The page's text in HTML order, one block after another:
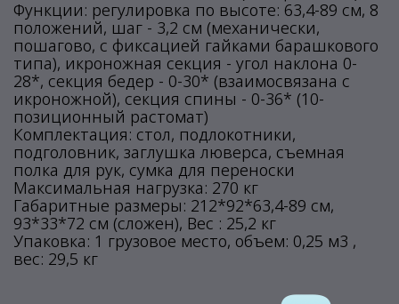
Функции: регулировка по высоте: 63,4-89 см, 8
положений, шаг - 3,2 см (механически,
пошагово, с фиксацией гайками барашкового
типа), икроножная секция - угол наклона 0-
28*, секция бедер - 0-30* (взаимосвязана с
икроножной), секция спины - 0-36* (10-
позиционный растомат)
Комплектация: стол, подлокотники,
подголовник, заглушка люверса, съемная
полка для рук, сумка для переноски
Максимальная нагрузка: 270 кг
Габаритные размеры: 212*92*63,4-89 см,
93*33*72 см (сложен), Вес : 25,2 кг
Упаковка: 1 грузовое место, объем: 0,25 м3 ,
вес: 29,5 кг